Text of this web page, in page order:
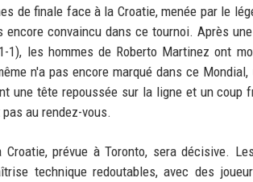
de finale face à la Croatie, menée par le
encore convaincu dans ce tournoi. Après
1), les hommes de Roberto Martinez ont
n'a pas encore marqué dans ce
une tête repoussée sur la ligne et un
au rendez-vous.
prévue à Toronto, sera décisive.
technique redoutables, avec des